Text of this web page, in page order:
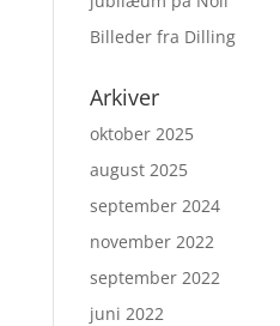
Billeder fra Dilling
Arkiver
oktober 2025
august 2025
september 2024
november 2022
september 2022
juni 2022